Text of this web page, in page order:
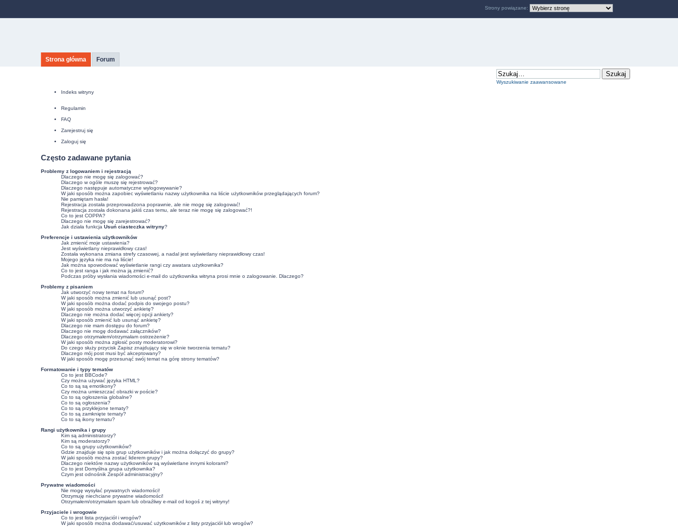
Strona główna Forum
Wyszukiwanie zaawansowane
Indeks witryny
Regulamin
FAQ
Zarejestruj się
Zaloguj się
Często zadawane pytania
Problemy z logowaniem i rejestracją
Dlaczego nie mogę się zalogować?
Dlaczego w ogóle muszę się rejestrować?
Dlaczego następuje automatyczne wylogowywanie?
W jaki sposób można zapobiec wyświetlaniu nazwy użytkownika na liście użytkowników przeglądających forum?
Nie pamiętam hasła!
Rejestracja została przeprowadzona poprawnie, ale nie mogę się zalogować!
Rejestracja została dokonana jakiś czas temu, ale teraz nie mogę się zalogować?!
Co to jest COPPA?
Dlaczego nie mogę się zarejestrować?
Jak działa funkcja Usuń ciasteczka witryny?
Preferencje i ustawienia użytkowników
Jak zmienić moje ustawienia?
Jest wyświetlany nieprawidłowy czas!
Została wykonana zmiana strefy czasowej, a nadal jest wyświetlany nieprawidłowy czas!
Mojego języka nie ma na liście!
Jak można spowodować wyświetlanie rangi czy awatara użytkownika?
Co to jest ranga i jak można ją zmienić?
Podczas próby wysłania wiadomości e-mail do użytkownika witryna prosi mnie o zalogowanie. Dlaczego?
Problemy z pisaniem
Jak utworzyć nowy temat na forum?
W jaki sposób można zmienić lub usunąć post?
W jaki sposób można dodać podpis do swojego postu?
W jaki sposób można utworzyć ankietę?
Dlaczego nie można dodać więcej opcji ankiety?
W jaki sposób zmienić lub usunąć ankietę?
Dlaczego nie mam dostępu do forum?
Dlaczego nie mogę dodawać załączników?
Dlaczego otrzymałem/otrzymałam ostrzeżenie?
W jaki sposób można zgłosić posty moderatorowi?
Do czego służy przycisk Zapiszznajdujący się w oknie tworzenia tematu?
Dlaczego mój post musi być akceptowany?
W jaki sposób mogę przesunąć swój temat na górę strony tematów?
Formatowanie i typy tematów
Co to jest BBCode?
Czy można używać języka HTML?
Co to są są emotikony?
Czy można umieszczać obrazki w poście?
Co to są ogłoszenia globalne?
Co to są ogłoszenia?
Co to są przyklejone tematy?
Co to są zamknięte tematy?
Co to są ikony tematu?
Rangi użytkownika i grupy
Kim są administratorzy?
Kim są moderatorzy?
Co to są grupy użytkowników?
Gdzie znajduje się spis grup użytkowników i jak można dołączyć do grupy?
W jaki sposób można zostać liderem grupy?
Dlaczego niektóre nazwy użytkowników są wyświetlane innymi kolorami?
Co to jest Domyślna grupa użytkownika?
Czym jest odnośnik Zespół administracyjny?
Prywatne wiadomości
Nie mogę wysyłać prywatnych wiadomości!
Otrzymuję niechciane prywatne wiadomości!
Otrzymałem/otrzymałam spam lub obraźliwy e-mail od kogoś z tej witryny!
Przyjaciele i wrogowie
Co to jest lista przyjaciół i wrogów?
W jaki sposób można dodawać/usuwać użytkowników z listy przyjaciół lub wrogów?
Strony powiązane: